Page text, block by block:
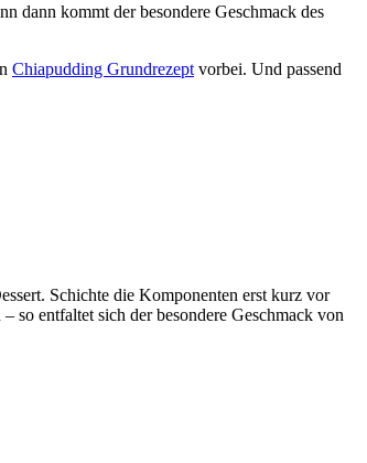
dann kommt der besondere Geschmack des
Chiapudding Grundrezept vorbei. Und passend
Schichte die Komponenten erst kurz vor
so entfaltet sich der besondere Geschmack von